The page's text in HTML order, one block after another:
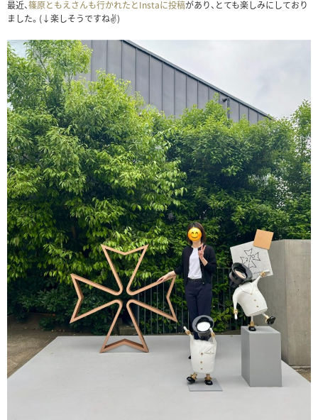
最近、篠原ともえさんも行かれたとInstaに投稿があり、とても楽しみにしており
ました。(↓楽しそうですね✌️)